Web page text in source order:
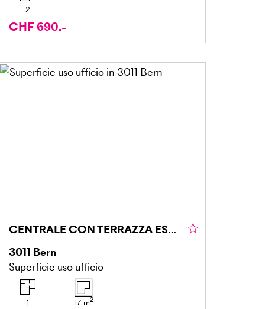
2
CHF 690.-
CENTRALE CON TERRAZZA ESTERNA
3011 Bern
Superficie uso ufficio
1 17 m2